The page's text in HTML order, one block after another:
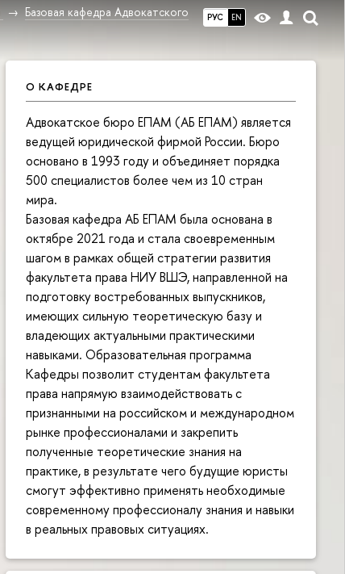
РУС EN
Базовая кафедра Адвокатского
О КАФЕДРЕ
Адвокатское бюро ЕПАМ (АБ ЕПАМ) является
ведущей юридической фирмой России. Бюро
основано в 1993 году и объединяет порядка
500 специалистов более чем из 10 стран
мира.
Базовая кафедра АБ ЕПАМ была основана в
октябре 2021 года и стала своевременным
шагом в рамках общей стратегии развития
факультета права НИУ ВШЭ, направленной на
подготовку востребованных выпускников,
имеющих сильную теоретическую базу и
владеющих актуальными практическими
навыками. Образовательная программа
Кафедры позволит студентам факультета
права напрямую взаимодействовать с
признанными на российском и международном
рынке профессионалами и закрепить
полученные теоретические знания на
практике, в результате чего будущие юристы
смогут эффективно применять необходимые
современному профессионалу знания и навыки
в реальных правовых ситуациях.